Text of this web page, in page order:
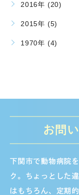
2016年 (20)
2015年 (5)
1970年 (4)
お問
下関市で動物病院
ク。ちょっとした
はもちろん、定期